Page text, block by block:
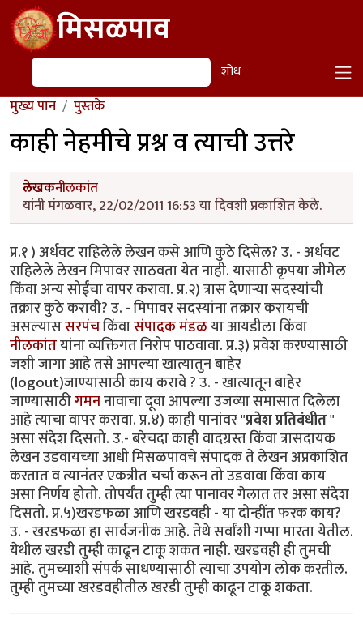
Skip to main contentमिसळपाव
शोध शोध
मुख्य पान पुस्तके
काही नेहमीचे प्रश्न व त्याची उत्तरे
लेखकनीलकांत
यांनी मंगळवार, 22/02/2011 16:53 या दिवशी प्रकाशित केले.
प्र.१ ) अर्धवट राहिलेले लेखन कसे आणि कुठे दिसेल? उ. - अर्धवट
राहिलेले लेखन मिपावर साठवता येत नाही. यासाठी कृपया जीमेल
किंवा अन्य सोईंचा वापर करावा. प्र.२) त्रास देणार्‍या सदस्यांची
तक्रार कुठे करावी? उ. - मिपावर सदस्यांना तक्रार करायची
असल्याससरपंचकिंवासंपादक मंडळया आयडीला किंवा
नीलकांतयांना व्यक्तिगत निरोप पाठवावा. प्र.३) प्रवेश करण्यासाठी
जशी जागा आहे तसे आपल्या खात्यातुन बाहेर
(logout)जाण्यासाठी काय करावे ? उ. - खात्यातून बाहेर
जाण्यासाठीगमननावाचा दूवा आपल्या उजव्या समासात दिलेला
आहे त्याचा वापर करावा. प्र.४) काही पानांवर "प्रवेश प्रतिबंधीत"
असा संदेश दिसतो. उ.- बरेचदा काही वादग्रस्त किंवा त्रासदायक
लेखन उडवायच्या आधी मिसळपावचे संपादक ते लेखन अप्रकाशित
करतात व त्यानंतर एकत्रीत चर्चा करून तो उडवावा किंवा काय
असा निर्णय होतो. तोपर्यंत तुम्ही त्या पानावर गेलात तर असा संदेश
दिसतो. प्र.५)खरडफळा आणि खरडवही - या दोन्हींत फरक काय?
उ. - खरडफळा हा सार्वजनीक आहे. तेथे सर्वांशी गप्पा मारता येतील.
येथील खरडी तुम्ही काढून टाकू शकत नाही. खरडवही ही तुमची
आहे. तुमच्याशी संपर्क साधण्यासाठी त्याचा उपयोग लोक करतील.
तुम्ही तुमच्या खरडवहीतील खरडी तुम्ही काढून टाकू शकता.